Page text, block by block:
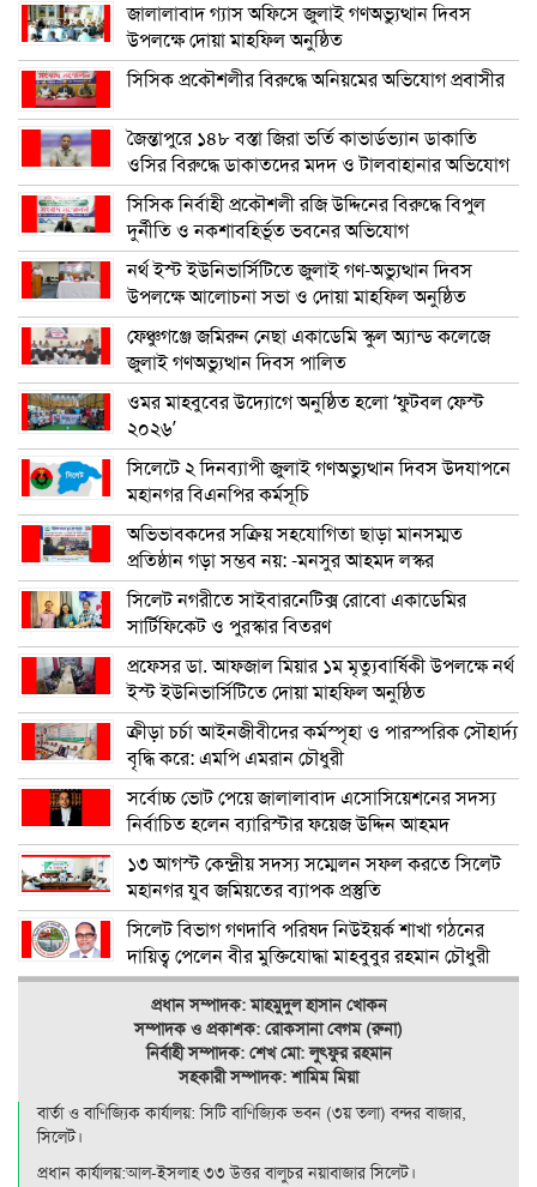
জালালাবাদ গ্যাস অফিসে জুলাই গণঅভ্যুত্থান দিবস
উপলক্ষে দোয়া মাহফিল অনুষ্ঠিত
সিসিক প্রকৌশলীর বিরুদ্ধে অনিয়মের অভিযোগ প্রবাসীর
জৈন্তাপুরে ১৪৮ বস্তা জিরা ভর্তি কাভার্ডভ্যান ডাকাতি
ওসির বিরুদ্ধে ডাকাতদের মদদ ও টালবাহানার অভিযোগ
সিসিক নির্বাহী প্রকৌশলী রজি উদ্দিনের বিরুদ্ধে বিপুল
দুর্নীতি ও নকশাবহির্ভূত ভবনের অভিযোগ
নর্থ ইস্ট ইউনিভার্সিটিতে জুলাই গণ-অভ্যুত্থান দিবস
উপলক্ষে আলোচনা সভা ও দোয়া মাহফিল অনুষ্ঠিত
ফেঞ্চুগঞ্জে জমিরুন নেছা একাডেমি স্কুল অ্যান্ড কলেজে
জুলাই গণঅভ্যুত্থান দিবস পালিত
ওমর মাহবুবের উদ্যোগে অনুষ্ঠিত হলো ‘ফুটবল ফেস্ট
২০২৬’
সিলেটে ২ দিনব্যাপী জুলাই গণঅভ্যুত্থান দিবস উদযাপনে
মহানগর বিএনপির কর্মসূচি
অভিভাবকদের সক্রিয় সহযোগিতা ছাড়া মানসম্মত
প্রতিষ্ঠান গড়া সম্ভব নয়: -মনসুর আহমদ লস্কর
সিলেট নগরীতে সাইবারনেটিক্স রোবো একাডেমির
সার্টিফিকেট ও পুরস্কার বিতরণ
প্রফেসর ডা. আফজাল মিয়ার ১ম মৃত্যুবার্ষিকী উপলক্ষে নর্থ
ইস্ট ইউনিভার্সিটিতে দোয়া মাহফিল অনুষ্ঠিত
ক্রীড়া চর্চা আইনজীবীদের কর্মস্পৃহা ও পারস্পরিক সৌহার্দ্য
বৃদ্ধি করে: এমপি এমরান চৌধুরী
সর্বোচ্চ ভোট পেয়ে জালালাবাদ এসোসিয়েশনের সদস্য
নির্বাচিত হলেন ব্যারিস্টার ফয়েজ উদ্দিন আহমদ
১৩ আগস্ট কেন্দ্রীয় সদস্য সম্মেলন সফল করতে সিলেট
মহানগর যুব জমিয়তের ব্যাপক প্রস্তুতি
সিলেট বিভাগ গণদাবি পরিষদ নিউইয়র্ক শাখা গঠনের
দায়িত্ব পেলেন বীর মুক্তিযোদ্ধা মাহবুবুর রহমান চৌধুরী
প্রধান সম্পাদক: মাহমুদুল হাসান খোকন
সম্পাদক ও প্রকাশক: রোকসানা বেগম (রুনা)
নির্বাহী সম্পাদক: শেখ মো: লুৎফুর রহমান
সহকারী সম্পাদক: শামিম মিয়া
বার্তা ও বাণিজ্যিক কার্যালয়: সিটি বাণিজ‍্যিক ভবন (৩য় তলা) বন্দর বাজার,
সিলেট।
প্রধান কার্যালয়:আল-ইসলাহ ৩৩ উত্তর বালুচর নয়াবাজার সিলেট।